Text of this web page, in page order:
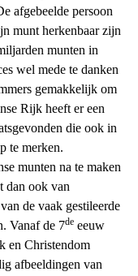
afgebeelde persoon
munt herkenbaar zijn
munten in
wel mede te danken
gemakkelijk om
Rijk heeft er een
die ook in
te merken.
munten na te maken
dan ook van
de vaak gestileerde
Vanaf de 7de eeuw
en Christendom
afbeeldingen van